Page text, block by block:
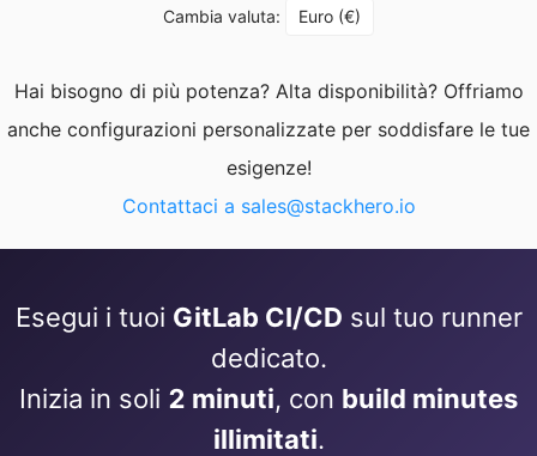
RethinkDB
Ruby
Cambia valuta: Euro (€)
Hai bisogno di più potenza? Alta disponibilità? Offriamo
anche configurazioni personalizzate per soddisfare le tue
esigenze!
Contattaci a sales@stackhero.io
Esegui i tuoi GitLab CI/CD sul tuo runner
dedicato.
Inizia in soli 2 minuti, con build minutes
illimitati.